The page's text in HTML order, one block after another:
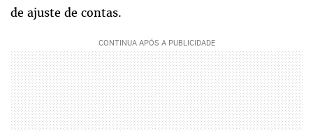
de ajuste de contas.